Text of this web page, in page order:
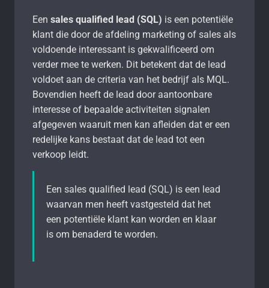
Een sales qualified lead (SQL) is een potentiële
klant die door de afdeling marketing of sales als
voldoende interessant is gekwalificeerd om
verder mee te werken. Dit betekent dat de lead
voldoet aan de criteria van het bedrijf als MQL.
Bovendien heeft de lead door aantoonbare
interesse of bepaalde activiteiten signalen
afgegeven waaruit men kan afleiden dat er een
redelijke kans bestaat dat de lead tot een
verkoop leidt.
Een sales qualified lead (SQL) is een lead
waarvan men heeft vastgesteld dat het
een potentiële klant kan worden en klaar
is om benaderd te worden.